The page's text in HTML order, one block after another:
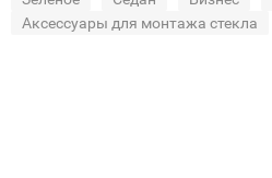
Аксессуары для монтажа стекла